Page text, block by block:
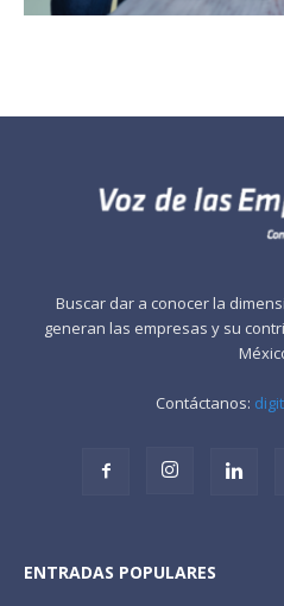
Buscar dar a conocer la
generan las empresas y su
Contáctanos:
ENTRADAS POPULARES